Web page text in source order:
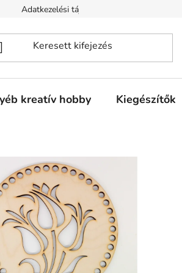
Adatkezelési tájékoztató
kreatív hobby Kiegészítők